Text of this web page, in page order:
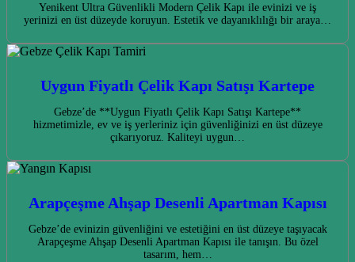
Yenikent Ultra Güvenlikli Modern Çelik Kapı ile evinizi ve iş
yerinizi en üst düzeyde koruyun. Estetik ve dayanıklılığı bir araya…
Uygun Fiyatlı Çelik Kapı Satışı Kartepe
Gebze’de **Uygun Fiyatlı Çelik Kapı Satışı Kartepe**
hizmetimizle, ev ve iş yerleriniz için güvenliğinizi en üst düzeye
çıkarıyoruz. Kaliteyi uygun…
Arapçeşme Ahşap Desenli Apartman Kapısı
Gebze’de evinizin güvenliğini ve estetiğini en üst düzeye taşıyacak
Arapçeşme Ahşap Desenli Apartman Kapısı ile tanışın. Bu özel
tasarım, hem…